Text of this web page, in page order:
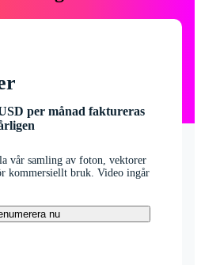
per månad faktureras
vår samling av foton, vektorer
kommersiellt bruk. Video ingår
nu